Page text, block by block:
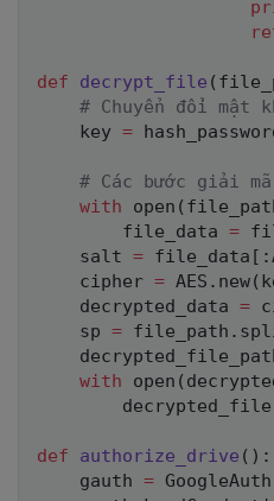
def decrypt_file (
# Chuyển đổi mật
    key
=
# Các bước giải
with
open (
        file_data
=
    salt
= file_data [ :
    cipher
= AES . new(
    decrypted_data
=
    sp
= file_path .
with
open (
        decrypted_file
def authorize_drive ( ) :
    gauth
= GoogleAuth